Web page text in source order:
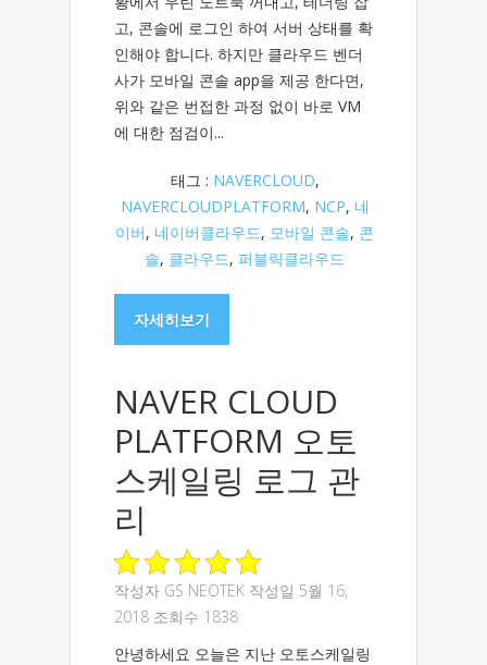
고, 콘솔에 로그인 하여 서버 상태를 확
인해야 합니다. 하지만 클라우드 벤더
사가 모바일 콘솔 app을 제공 한다면,
위와 같은 번접한 과정 없이 바로 VM
에 대한 점검이...
태그 : NAVERCLOUD,
NAVERCLOUDPLATFORM, NCP, 네
이버, 네이버클라우드, 모바일 콘솔, 콘
솔, 클라우드, 퍼블릭클라우드
자세히보기
NAVER CLOUD
PLATFORM 오토
스케일링 로그 관
리
작성자 GS NEOTEK 작성일 5월 16,
2018 조회수 1838
안녕하세요 오늘은 지난 오토스케일링